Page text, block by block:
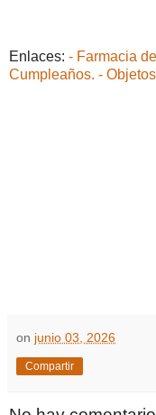
Enlaces: - Farmacia
Cumpleaños. -
on junio 03, 2026
Compartir